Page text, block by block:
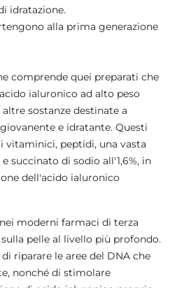
idratazione.
alla prima generazione
comprende quei preparati che
ialuronico ad alto peso
sostanze destinate a
e idratante. Questi
vitaminici, peptidi, una vasta
succinato di sodio all'1,6%, in
dell'acido ialuronico
moderni farmaci di terza
pelle al livello più profondo.
riparare le aree del DNA che
nonché di stimolare